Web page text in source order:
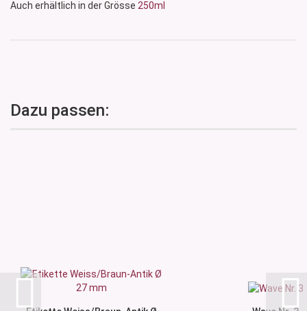
Auch erhältlich in der Grösse 250ml
Dazu passen: